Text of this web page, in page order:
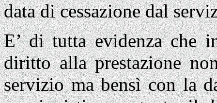
data di cessazione dal
E’ di tutta evidenza che
diritto alla prestazione
servizio ma bensì con la